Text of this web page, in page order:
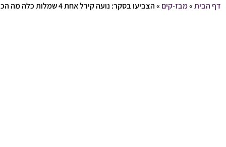
דף הבית»מבז-קים »הצביעו בסקר: נועה קירל אחת 4 שמלות כלה מה הכי אהבתם?